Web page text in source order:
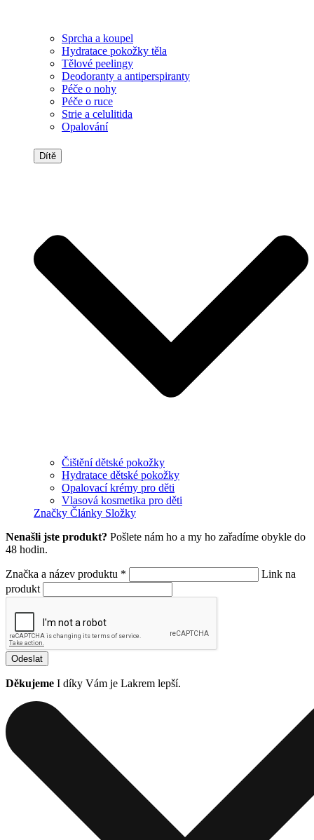
Sprcha a koupel
Hydratace pokožky těla
Tělové peelingy
Deodoranty a antiperspiranty
Péče o nohy
Péče o ruce
Strie a celulitida
Opalování
Dítě
Čištění dětské pokožky
Hydratace dětské pokožky
Opalovací krémy pro děti
Vlasová kosmetika pro děti
Značky Články Složky
Nenašli jste produkt? Pošlete nám ho a my ho zařadíme obykle do
48 hodin.
Značka a název produktu *
Link na
produkt
Odeslat
Děkujeme I díky Vám je Lakrem lepší.